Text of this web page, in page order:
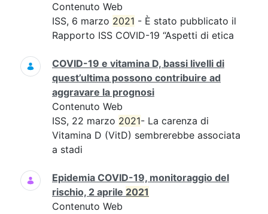
Contenuto Web
ISS, 6 marzo 2021 - È stato pubblicato il
Rapporto ISS COVID-19 “Aspetti di etica
COVID-19 e vitamina D, bassi livelli di
quest’ultima possono contribuire ad
aggravare la prognosi
Contenuto Web
ISS, 22 marzo 2021- La carenza di
Vitamina D (VitD) sembrerebbe associata
a stadi
Epidemia COVID-19, monitoraggio del
rischio, 2 aprile 2021
Contenuto Web